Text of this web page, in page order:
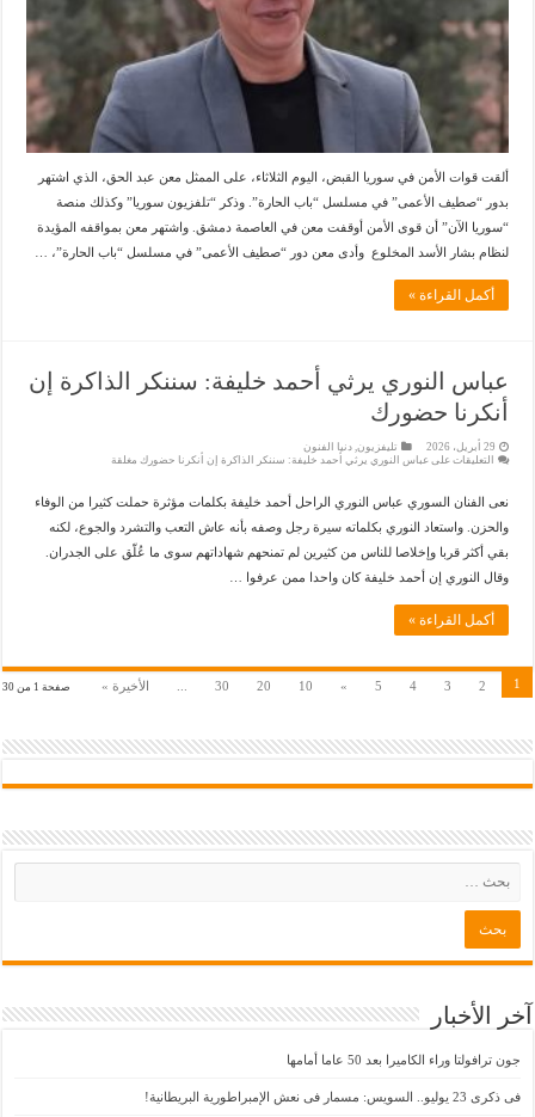
ألقت قوات الأمن في سوريا القبض، اليوم الثلاثاء، على الممثل معن عبد الحق، الذي اشتهر
بدور “صطيف الأعمى” في مسلسل “باب الحارة”. وذكر “تلفزيون سوريا” وكذلك منصة
“سوريا الآن” أن قوى الأمن أوقفت معن في العاصمة دمشق. واشتهر معن بمواقفه المؤيدة
لنظام بشار الأسد المخلوع وأدى معن دور “صطيف الأعمى” في مسلسل “باب الحارة”، …
أكمل القراءة »
عباس النوري يرثي أحمد خليفة: سننكر الذاكرة إن
أنكرنا حضورك
29 أبريل، 2026 تليفزيون ,دنيا الفنون
التعليقاتعلى عباس النوري يرثي أحمد خليفة: سننكر الذاكرة إن أنكرنا حضورك مغلقة
نعى الفنان السوري عباس النوري الراحل أحمد خليفة بكلمات مؤثرة حملت كثيرا من الوفاء
والحزن. واستعاد النوري بكلماته سيرة رجل وصفه بأنه عاش التعب والتشرد والجوع، لكنه
بقي أكثر قربا وإخلاصا للناس من كثيرين لم تمنحهم شهاداتهم سوى ما عُلّق على الجدران.
وقال النوري إن أحمد خليفة كان واحدا ممن عرفوا …
أكمل القراءة »
صفحة 1 من 30 1
2
3
4
5
»
10
20
30 الأخيرة »
آخر الأخبار
جون ترافولتا وراء الكاميرا بعد 50 عاما أمامها
فى ذكرى 23 يوليو.. السويس: مسمار فى نعش الإمبراطورية البريطانية!